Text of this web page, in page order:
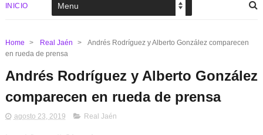
INICIO
Home > Real Jaén >
Andrés Rodríguez y Alberto González comparecen
en rueda de prensa
Andrés Rodríguez y Alberto González
comparecen en rueda de prensa
agosto 23, 2019 Real Jaén